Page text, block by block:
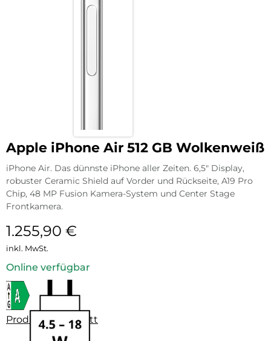
Apple iPhone Air 512 GB Wolkenweiß
iPhone Air. Das dünnste iPhone aller Zeiten. 6,5″ Display,
robuster Ceramic Shield auf Vorder und Rückseite, A19 Pro
Chip, 48 MP Fusion Kamera-System und Center Stage
Frontkamera.
1.255,90 €
inkl. MwSt.
Online verfügbar
Produktdatenblatt